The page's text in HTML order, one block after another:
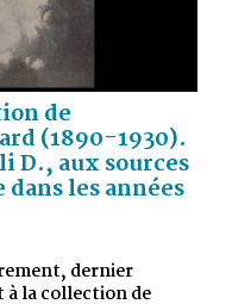
de
(1890-1930).
D., aux sources
les années
dernier
à la collection de